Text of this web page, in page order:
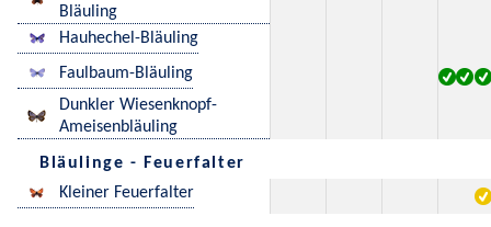
Bläuling
Hauhechel-Bläuling
Faulbaum-Bläuling
Dunkler Wiesenknopf-
Ameisenbläuling
Bläulinge - Feuerfalter
Kleiner Feuerfalter